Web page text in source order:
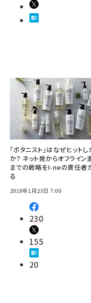
「ボタニスト」はなぜヒットし
か？ ネット発からオフライン
までの戦略をI-neの責任者
る
2019年1月23日 7:00
230
155
20